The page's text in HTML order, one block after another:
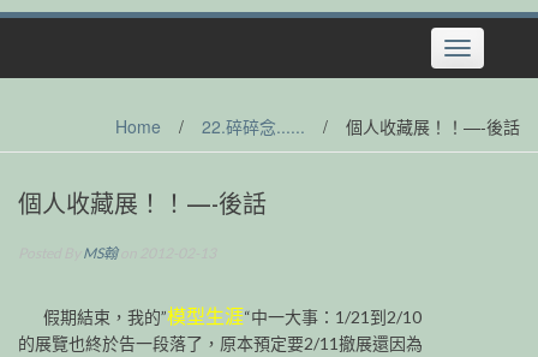
Toggle
navigation
Home / 22.碎碎念...... / 個人收藏展！！—-後話
個人收藏展！！—-後話
MS翰on 2012-02-13
假期結束，我的”模型生涯“中一大事：1/21到2/10
的展覽也終於告一段落了，原本預定要2/11撤展還因為